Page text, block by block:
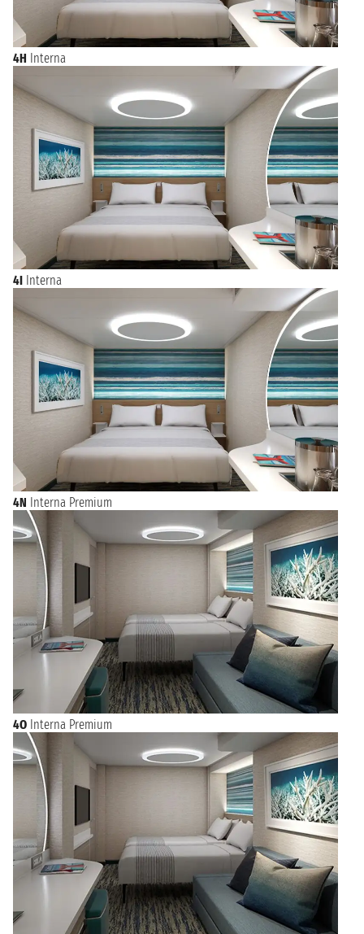
4H Interna
4I Interna
4N Interna Premium
4O Interna Premium